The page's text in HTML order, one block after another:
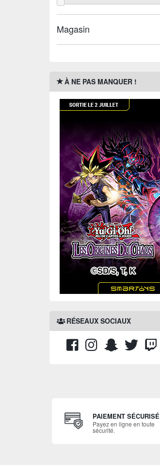
Magasin
À NE PAS MANQUER !
RÉSEAUX SOCIAUX
PAIEMENT SÉCURISÉ
Payez en ligne en toute
sécurité.